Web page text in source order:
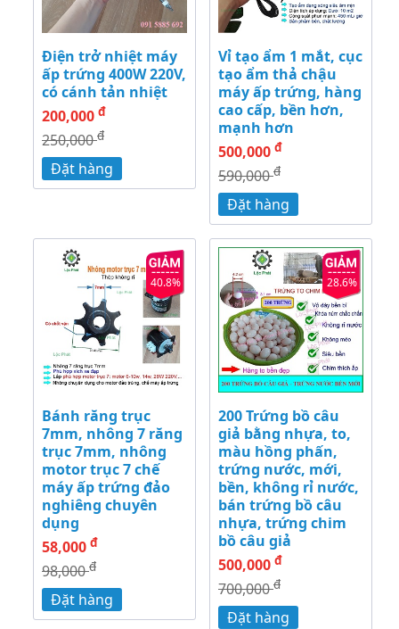
Điện trở nhiệt máy
ấp trứng 400W 220V,
có cánh tản nhiệt
200,000 đ
250,000đ
Đặt hàng
Vỉ tạo ẩm 1 mắt, cục
tạo ẩm thả chậu
máy ấp trứng, hàng
cao cấp, bền hơn,
mạnh hơn
500,000 đ
590,000đ
Đặt hàng
40.8%
Bánh răng trục
7mm, nhông 7 răng
trục 7mm, nhông
motor trục 7 chế
máy ấp trứng đảo
nghiêng chuyên
dụng
58,000 đ
98,000đ
Đặt hàng
28.6%
200 Trứng bồ câu
giả bằng nhựa, to,
màu hồng phấn,
trứng nước, mới,
bền, không rỉ nước,
bán trứng bồ câu
nhựa, trứng chim
bồ câu giả
500,000 đ
700,000đ
Đặt hàng